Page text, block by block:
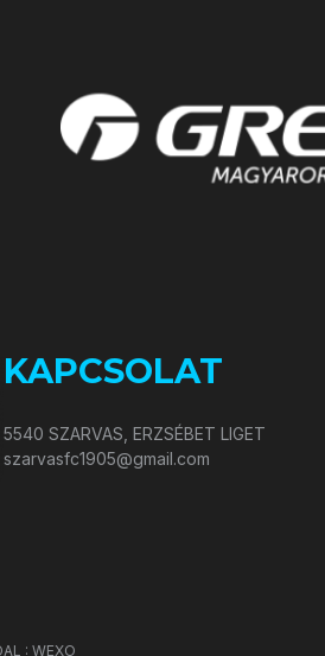
KAPCSOLAT
5540 SZARVAS, ERZSÉBET LIGET
szarvasfc1905@gmail.com
: WEXO